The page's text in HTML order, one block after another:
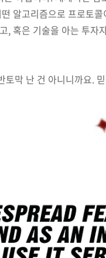
알고리즘으로 프로토
혹은 기술을 아는 투자
막 난 건 아니니까요.